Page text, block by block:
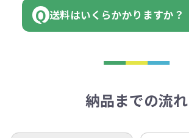
はまらない数を入力すると
アラートに従って数を調整
※不良商品をご返却いた
います。あらかじめご了承
※不良商品は商品到着後7
相談下さい。
なお、印刷代はボリューム
■ゆうちょ銀行（振替口座
口座名 株式会社モノベー
既製品の場合、ご入金確認
ご入金確認後約3週間とな
定しているものもあります
送料はいくらかかりますか？
き別途申し受けます。
納品までの流れ